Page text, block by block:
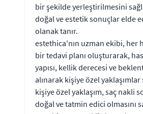
bir şekilde yerleştirilmesini
doğal ve estetik sonuçlar elde
olanak tanır.
estethica'nın uzman ekibi, her
bir tedavi planı oluşturarak,
yapısı, kellik derecesi ve
alınarak kişiye özel yaklaşımlar
kişiye özel yaklaşım, saç nakli
doğal ve tatmin edici olmasını